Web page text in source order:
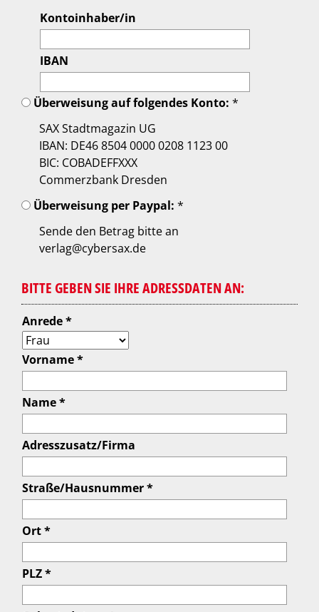
Kontoinhaber/in
IBAN
Überweisung auf folgendes Konto: *
SAX Stadtmagazin UG
IBAN: DE46 8504 0000 0208 1123 00
BIC: COBADEFFXXX
Commerzbank Dresden
Überweisung per Paypal: *
Sende den Betrag bitte an
verlag@cybersax.de
BITTE GEBEN SIE IHRE ADRESSDATEN AN:
Anrede *
Vorname *
Name *
Adresszusatz/Firma
Straße/Hausnummer *
Ort *
PLZ *